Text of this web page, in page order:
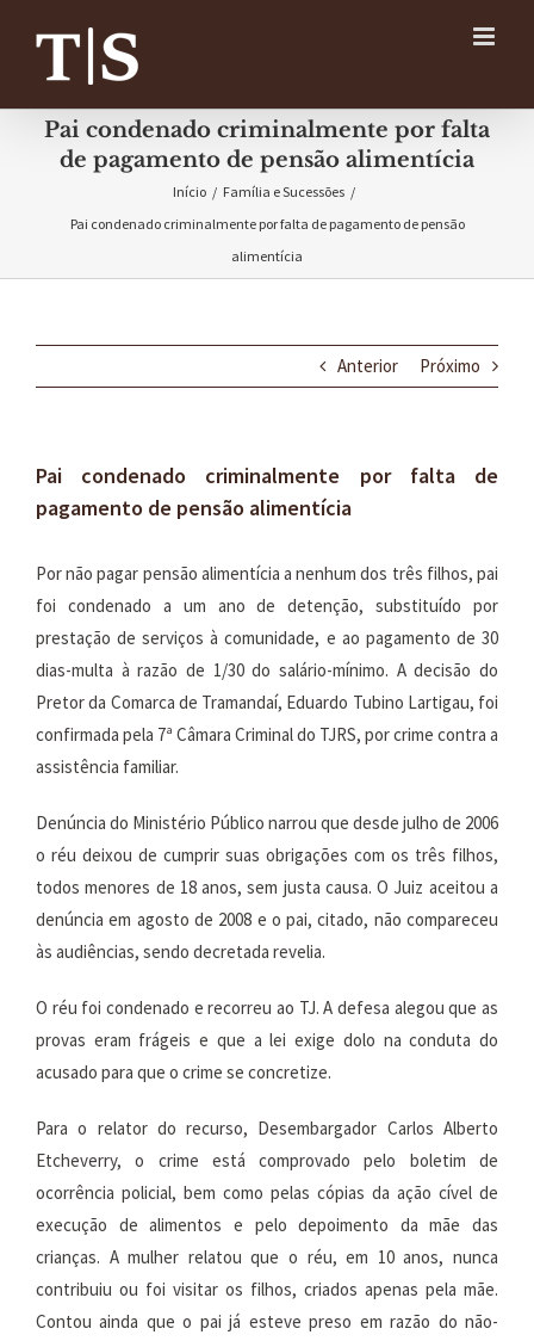
conteúdo
Pai condenado criminalmente por falta
de pagamento de pensão alimentícia
Início / Família e Sucessões /
Pai condenado criminalmente por falta de pagamento de pensão
alimentícia
Anterior Próximo
Pai condenado criminalmente por falta de
pagamento de pensão alimentícia
Por não pagar pensão alimentícia a nenhum dos três filhos, pai
foi condenado a um ano de detenção, substituído por
prestação de serviços à comunidade, e ao pagamento de 30
dias-multa à razão de 1/30 do salário-mínimo. A decisão do
Pretor da Comarca de Tramandaí, Eduardo Tubino Lartigau, foi
confirmada pela 7ª Câmara Criminal do TJRS, por crime contra a
assistência familiar.
Denúncia do Ministério Público narrou que desde julho de 2006
o réu deixou de cumprir suas obrigações com os três filhos,
todos menores de 18 anos, sem justa causa. O Juiz aceitou a
denúncia em agosto de 2008 e o pai, citado, não compareceu
às audiências, sendo decretada revelia.
O réu foi condenado e recorreu ao TJ. A defesa alegou que as
provas eram frágeis e que a lei exige dolo na conduta do
acusado para que o crime se concretize.
Para o relator do recurso, Desembargador Carlos Alberto
Etcheverry, o crime está comprovado pelo boletim de
ocorrência policial, bem como pelas cópias da ação cível de
execução de alimentos e pelo depoimento da mãe das
crianças. A mulher relatou que o réu, em 10 anos, nunca
contribuiu ou foi visitar os filhos, criados apenas pela mãe.
Contou ainda que o pai já esteve preso em razão do não-